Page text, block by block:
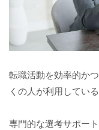
転職活動を効率的か
くの人が利用してい
専門的な選考サポー